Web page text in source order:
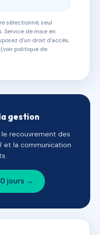
sélectionné, seul
Service de mise en
d'un droit d'accès,
politique de
gestion
le recouvrement des
et la communication
jours →